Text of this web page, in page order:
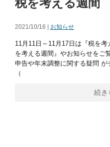
税を考える週間
2021/10/16 | お知らせ
11月11日～11月17日は『税を
を考える週間』やお知らせをご
申告や年末調整に関する疑問 が
（
続き